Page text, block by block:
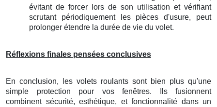
évitant de forcer lors de son utilisation et vérifiant
scrutant périodiquement les pièces d'usure, peut
prolonger étendre la durée de vie du volet.
Réflexions finales pensées conclusives
En conclusion, les volets roulants sont bien plus qu'une
simple protection pour vos fenêtres. Ils fusionnent
combinent sécurité, esthétique, et fonctionnalité dans un